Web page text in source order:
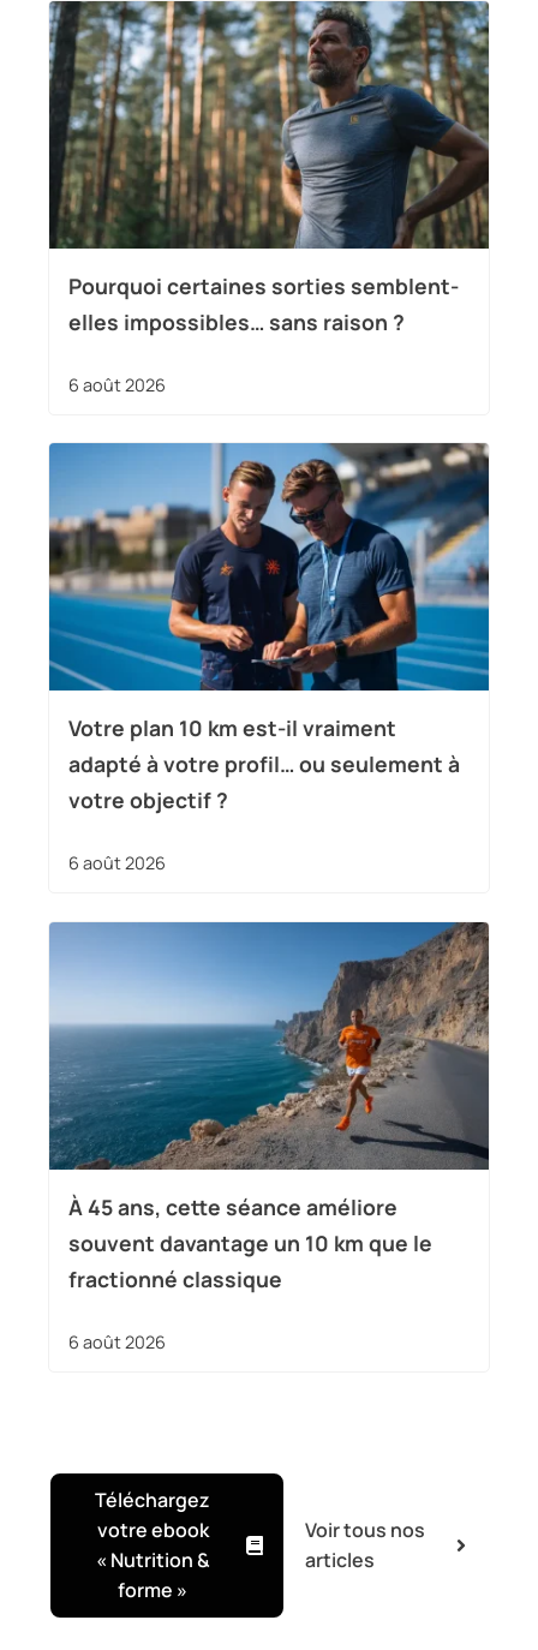
Pourquoi certaines sorties semblent-
elles impossibles… sans raison ?
6 août 2026
Votre plan 10 km est-il vraiment
adapté à votre profil… ou seulement à
votre objectif ?
6 août 2026
À 45 ans, cette séance améliore
souvent davantage un 10 km que le
fractionné classique
6 août 2026
Téléchargez
votre ebook
« Nutrition &
forme »
Voir tous nos
articles